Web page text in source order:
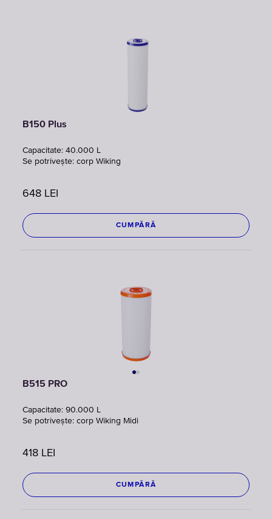
B150 Plus
Capacitate: 40.000 L
Se potrivește: corp Wiking
648 LEI
CUMPĂRĂ
B515 PRO
Capacitate: 90.000 L
Se potrivește: corp Wiking Midi
418 LEI
CUMPĂRĂ